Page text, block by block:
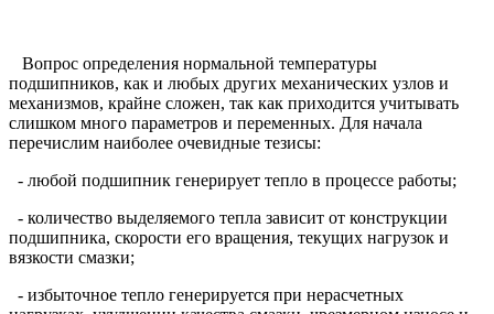
Вопрос определения нормальной температуры
подшипников, как и любых других механических узлов и
механизмов, крайне сложен, так как приходится учитывать
слишком много параметров и переменных. Для начала
перечислим наиболее очевидные тезисы:
- любой подшипник генерирует тепло в процессе работы;
- количество выделяемого тепла зависит от конструкции
подшипника, скорости его вращения, текущих нагрузок и
вязкости смазки;
- избыточное тепло генерируется при нерасчетных